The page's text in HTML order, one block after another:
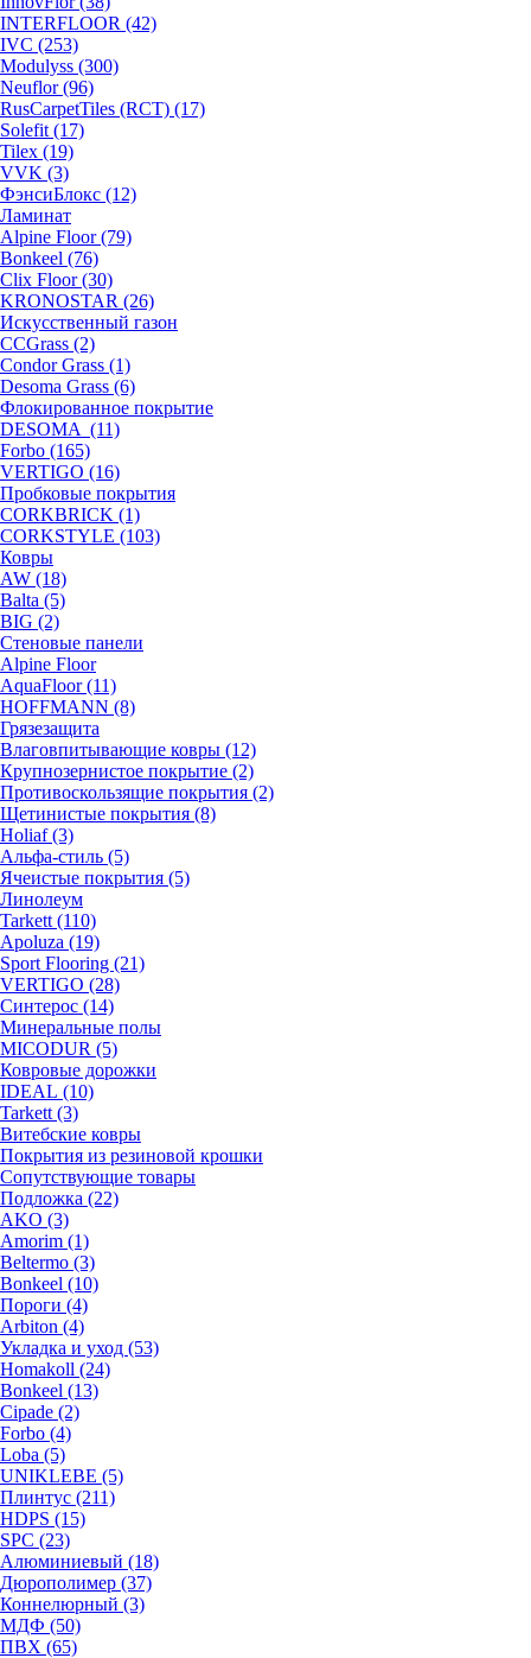
INTERFLOOR (42)
IVC (253)
Modulyss (300)
Neuflor (96)
RusCarpetTiles (RCT) (17)
Solefit (17)
Tilex (19)
VVK (3)
ФэнсиБлокс (12)
Ламинат
Alpine Floor (79)
Bonkeel (76)
Clix Floor (30)
KRONOSTAR (26)
Искусственный газон
CCGrass (2)
Condor Grass (1)
Desoma Grass (6)
Флокированное покрытие
DESOMA (11)
Forbo (165)
VERTIGO (16)
Пробковые покрытия
CORKBRICK (1)
CORKSTYLE (103)
Ковры
AW (18)
Balta (5)
BIG (2)
Стеновые панели
Alpine Floor
AquaFloor (11)
HOFFMANN (8)
Грязезащита
Влаговпитывающие ковры (12)
Крупнозернистое покрытие (2)
Противоскользящие покрытия (2)
Щетинистые покрытия (8)
Holiaf (3)
Альфа-стиль (5)
Ячеистые покрытия (5)
Линолеум
Tarkett (110)
Apoluza (19)
Sport Flooring (21)
VERTIGO (28)
Синтерос (14)
Минеральные полы
MICODUR (5)
Ковровые дорожки
IDEAL (10)
Tarkett (3)
Витебские ковры
Покрытия из резиновой крошки
Сопутствующие товары
Подложка (22)
AKO (3)
Amorim (1)
Beltermo (3)
Bonkeel (10)
Пороги (4)
Arbiton (4)
Укладка и уход (53)
Homakoll (24)
Bonkeel (13)
Cipade (2)
Forbo (4)
Loba (5)
UNIKLEBE (5)
Плинтус (211)
HDPS (15)
SPC (23)
Алюминиевый (18)
Дюрополимер (37)
Коннелюрный (3)
МДФ (50)
ПВХ (65)